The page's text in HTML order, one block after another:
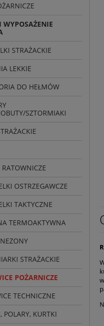
WYPOSAŻENIE
STRAŻACKIE
LEKKIE
DO HEŁMÓW
SZTORMIAKI
RATOWNICZE
OSTRZEGAWCZE
TAKTYCZNE
TERMOAKTYWNA
STRAŻACKIE
POŻARNICZE
TECHNICZNE
POLARY, KURTKI